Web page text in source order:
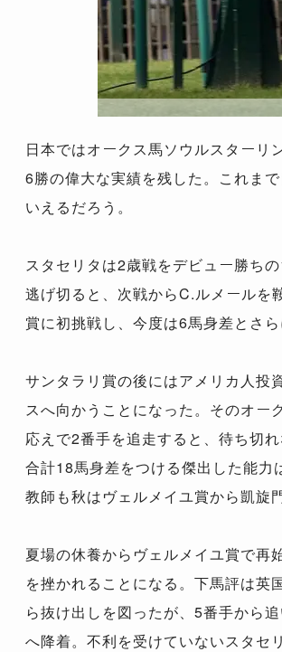
日本ではオークス馬ソウルスターリ
6勝の偉大な実績を残した。これま
いえるだろう。
スタセリタは2歳戦をデビュー勝ち
逃げ切ると、次戦からC.ルメールを
賞に初挑戦し、今度は6馬身差とさ
サンタラリ賞の後にはアメリカ人投
スへ向かうことになった。そのオー
応えで2番手を追走すると、待ち切
合計18馬身差をつける傑出した能
教師も秋はヴェルメイユ賞から凱旋
夏場の休養からヴェルメイユ賞で再
を挫かれることになる。下馬評は英
ら抜け出しを図ったが、5番手から
へ降着。不利を受けていないスタセ